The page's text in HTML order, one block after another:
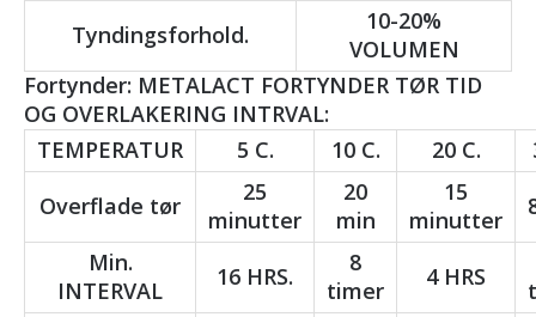
Tyndingsforhold.
10-20%
VOLUMEN
Fortynder: METALACT FORTYNDER TØR TID
OG OVERLAKERING INTRVAL:
TEMPERATUR
5 C. 10 C. 20 C.
Overflade tør
25
minutter
20
min
15
minutter
Min.
INTERVAL
16 HRS.
8
timer
4 HRS